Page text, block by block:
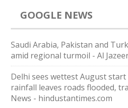
GOOGLE NEWS
Saudi ⁠Arabia, Pakistan and
amid regional turmoil - Al
Delhi sees wettest August
rainfall leaves roads flooded,
News - hindustantimes.com